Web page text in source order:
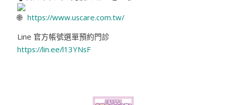
https://www.uscare.com.tw/
Line 官方帳號選單預約門診
https://lin.ee/l13YNsF